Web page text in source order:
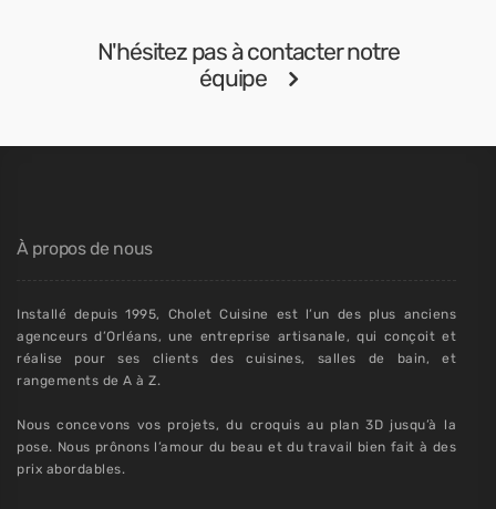
N'hésitez pas à contacter notre
équipe
À propos de nous
Installé depuis 1995, Cholet Cuisine est l’un des plus anciens
agenceurs d’Orléans, une entreprise artisanale, qui conçoit et
réalise pour ses clients des cuisines, salles de bain, et
rangements de A à Z.
Nous concevons vos projets, du croquis au plan 3D jusqu’à la
pose. Nous prônons l’amour du beau et du travail bien fait à des
prix abordables.